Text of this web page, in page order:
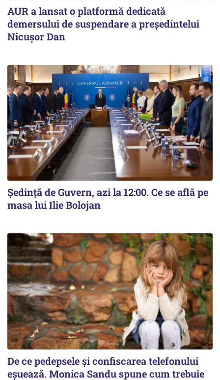
AUR a lansat o platformă dedicată
demersului de suspendare a președintelui
Nicușor Dan
Ședință de Guvern, azi la 12:00. Ce se află pe
masa lui Ilie Bolojan
De ce pedepsele și confiscarea telefonului
eșuează. Monica Sandu spune cum trebuie